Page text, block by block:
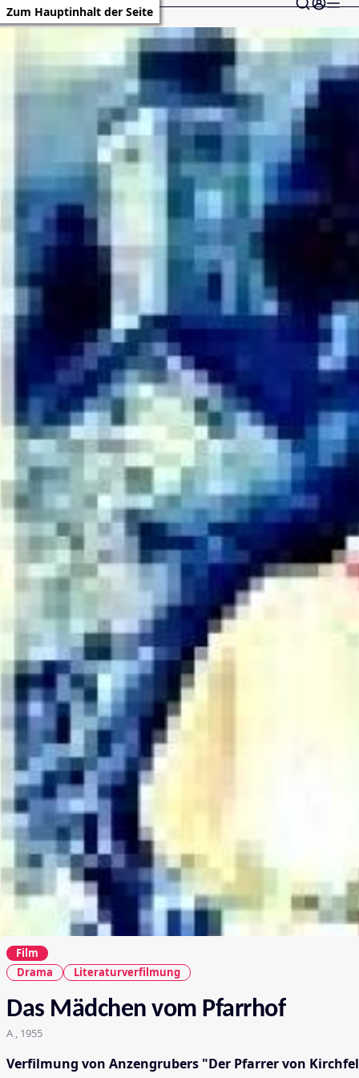
Zum Hauptinhalt der Seite
Film
Drama
Literaturverfilmung
Das Mädchen vom Pfarrhof
A , 1955
Verfilmung von Anzengrubers "Der Pfarrer von